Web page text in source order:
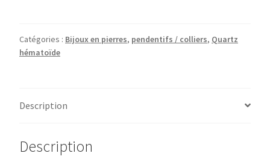
Quartz
hématoïde
Catégories : Bijoux en pierres, pendentifs / colliers, Quartz
hématoïde
Description
Description